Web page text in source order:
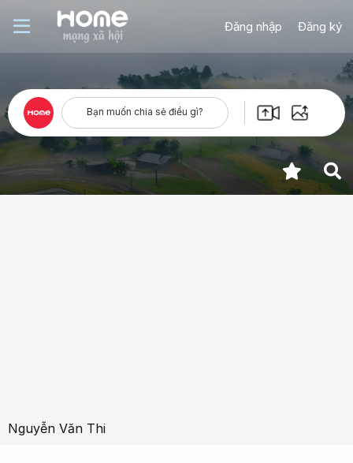
Đăng nhập Đăng ký
Bạn muốn chia sẻ điều gì?
Nguyễn Văn Thi